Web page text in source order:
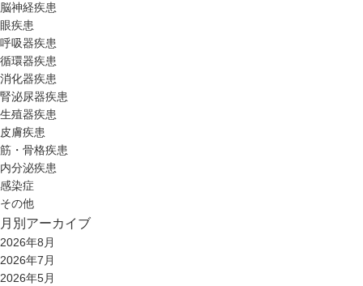
脳神経疾患
眼疾患
呼吸器疾患
循環器疾患
消化器疾患
腎泌尿器疾患
生殖器疾患
皮膚疾患
筋・骨格疾患
内分泌疾患
感染症
その他
月別アーカイブ
2026年8月
2026年7月
2026年5月